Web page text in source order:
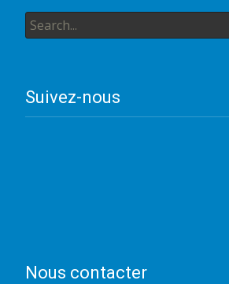
Search
for:
Suivez-nous
Nous contacter